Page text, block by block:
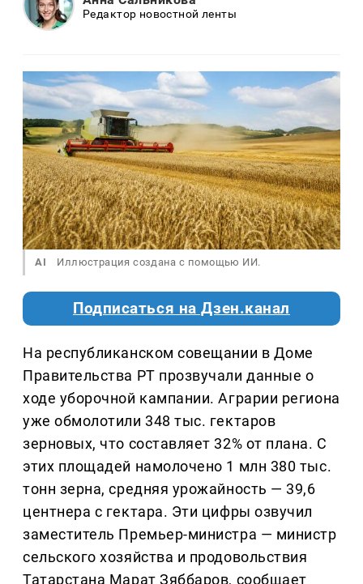
Редактор новостной ленты
AI Иллюстрация создана с помощью ИИ.
Подписаться на Дзен.канал
На республиканском совещании в Доме
Правительства РТ прозвучали данные о
ходе уборочной кампании. Аграрии региона
уже обмолотили 348 тыс. гектаров
зерновых, что составляет 32% от плана. С
этих площадей намолочено 1 млн 380 тыс.
тонн зерна, средняя урожайность — 39,6
центнера с гектара. Эти цифры озвучил
заместитель Премьер-министра — министр
сельского хозяйства и продовольствия
Татарстана Марат Зяббаров, сообщает